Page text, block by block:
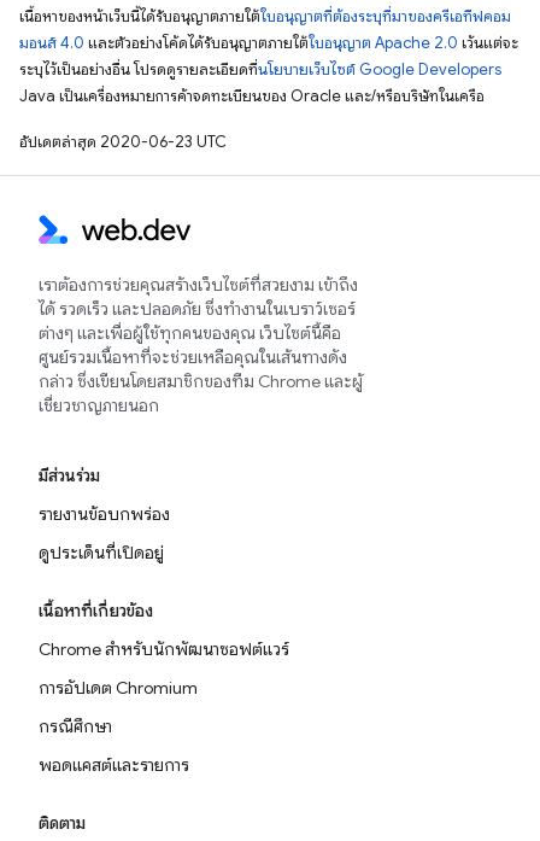
เนื้อหาของหน้าเว็บนี้ได้รับอนุญาตภายใต้ใบอนุญาตที่ต้องระบุที่มาของครีเอทีฟคอม
มอนส์ 4.0 และตัวอย่างโค้ดได้รับอนุญาตภายใต้ใบอนุญาต Apache 2.0 เว้นแต่จะ
ระบุไว้เป็นอย่างอื่น โปรดดูรายละเอียดที่นโยบายเว็บไซต์ Google Developers
Java เป็นเครื่องหมายการค้าจดทะเบียนของ Oracle และ/หรือบริษัทในเครือ
อัปเดตล่าสุด 2020-06-23 UTC
เราต้องการช่วยคุณสร้างเว็บไซต์ที่สวยงาม เข้าถึง
ได้ รวดเร็ว และปลอดภัย ซึ่งทำงานในเบราว์เซอร์
ต่างๆ และเพื่อผู้ใช้ทุกคนของคุณ เว็บไซต์นี้คือ
ศูนย์รวมเนื้อหาที่จะช่วยเหลือคุณในเส้นทางดัง
กล่าว ซึ่งเขียนโดยสมาชิกของทีม Chrome และผู้
เชี่ยวชาญภายนอก
มีส่วนร่วม
รายงานข้อบกพร่อง
ดูประเด็นที่เปิดอยู่
เนื้อหาที่เกี่ยวข้อง
Chrome สำหรับนักพัฒนาซอฟต์แวร์
การอัปเดต Chromium
กรณีศึกษา
พอดแคสต์และรายการ
ติดตาม